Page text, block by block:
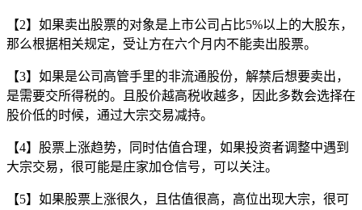
【2】如果卖出股票的对象是上市公司占比5%以上的大股东，
那么根据相关规定，受让方在六个月内不能卖出股票。
【3】如果是公司高管手里的非流通股份，解禁后想要卖出，
是需要交所得税的。且股价越高税收越多，因此多数会选择在
股价低的时候，通过大宗交易减持。
【4】股票上涨趋势，同时估值合理，如果投资者调整中遇到
大宗交易，很可能是庄家加仓信号，可以关注。
【5】如果股票上涨很久，且估值很高，高位出现大宗，很可